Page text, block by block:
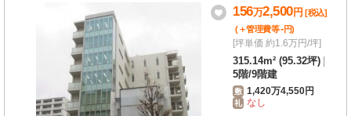
156万2,500円 [税込]
(＋管理費等-円)
[坪単価 約1.6万円/坪]
315.14m² (95.32坪)
5階/9階建
敷 1,420万4,550円
礼 なし